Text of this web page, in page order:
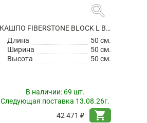
search
КАШПО FIBERSTONE BLOCK L BLACK
Длина
50 см.
Ширина
50 см.
Высота
50 см.
В наличии: 69 шт.
Следующая поставка 13.08.26г.
42 471 ₽
shopping_cart